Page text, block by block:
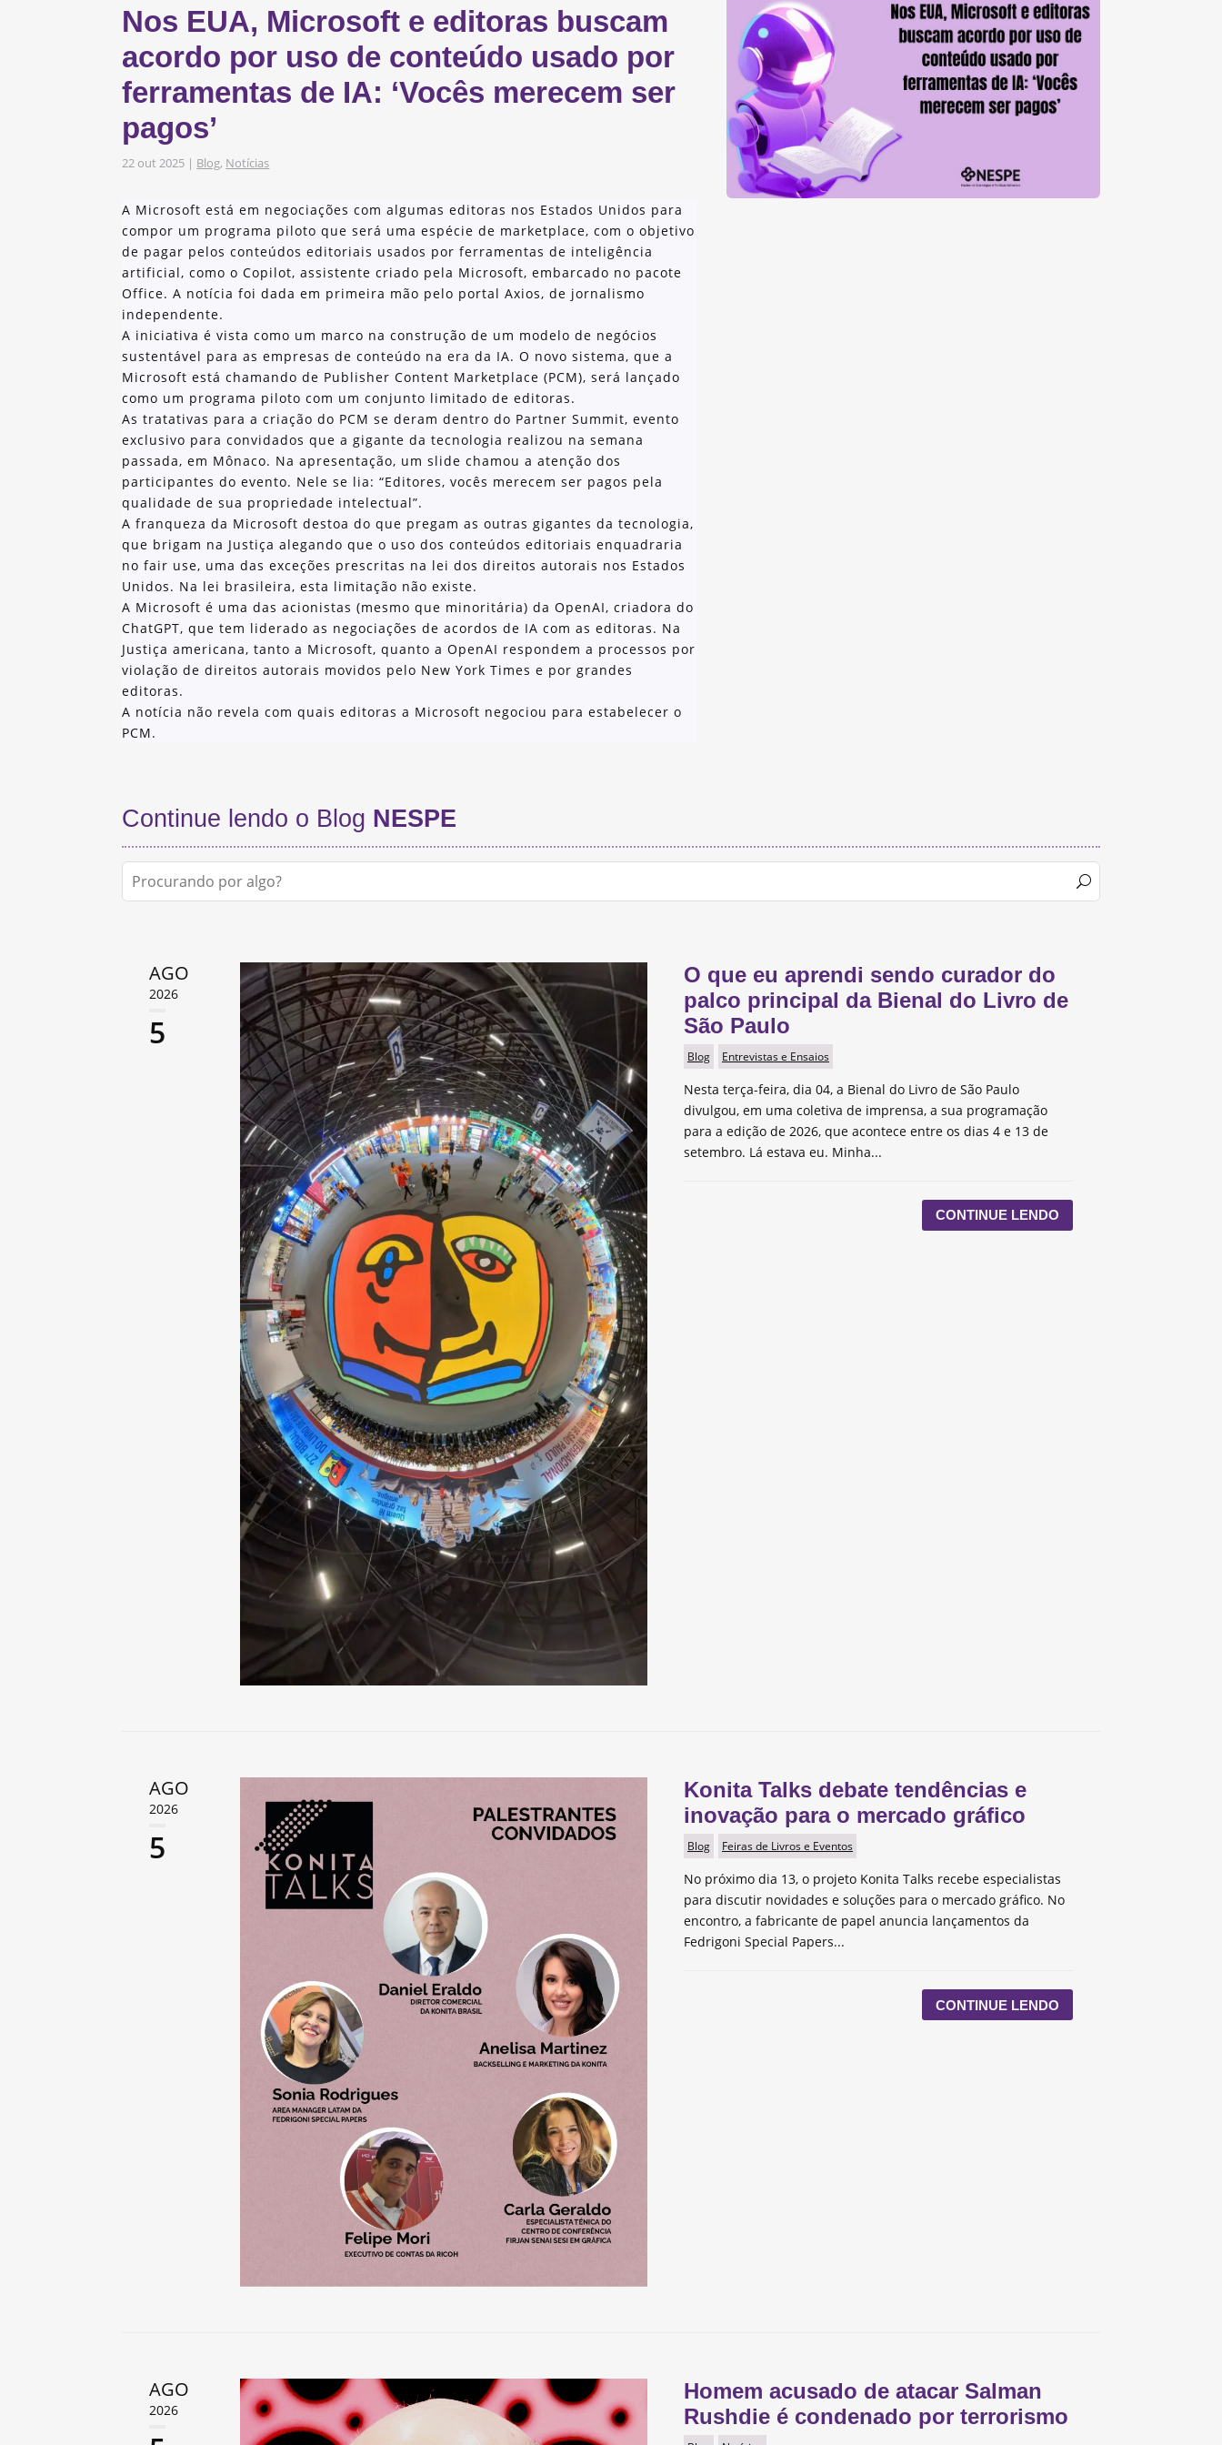
Nos EUA, Microsoft e editoras buscam
acordo por uso de conteúdo usado por
ferramentas de IA: ‘Vocês merecem ser
pagos’
22 out 2025 | Blog, Notícias
A Microsoft está em negociações com algumas editoras nos Estados Unidos para
compor um programa piloto que será uma espécie de marketplace, com o objetivo
de pagar pelos conteúdos editoriais usados por ferramentas de inteligência
artificial, como o Copilot, assistente criado pela Microsoft, embarcado no pacote
Office. A notícia foi dada em primeira mão pelo portal Axios, de jornalismo
independente.
A iniciativa é vista como um marco na construção de um modelo de negócios
sustentável para as empresas de conteúdo na era da IA. O novo sistema, que a
Microsoft está chamando de Publisher Content Marketplace (PCM), será lançado
como um programa piloto com um conjunto limitado de editoras.
As tratativas para a criação do PCM se deram dentro do Partner Summit, evento
exclusivo para convidados que a gigante da tecnologia realizou na semana
passada, em Mônaco. Na apresentação, um slide chamou a atenção dos
participantes do evento. Nele se lia: “Editores, vocês merecem ser pagos pela
qualidade de sua propriedade intelectual”.
A franqueza da Microsoft destoa do que pregam as outras gigantes da tecnologia,
que brigam na Justiça alegando que o uso dos conteúdos editoriais enquadraria
no fair use, uma das exceções prescritas na lei dos direitos autorais nos Estados
Unidos. Na lei brasileira, esta limitação não existe.
A Microsoft é uma das acionistas (mesmo que minoritária) da OpenAI, criadora do
ChatGPT, que tem liderado as negociações de acordos de IA com as editoras. Na
Justiça americana, tanto a Microsoft, quanto a OpenAI respondem a processos por
violação de direitos autorais movidos pelo New York Times e por grandes
editoras.
A notícia não revela com quais editoras a Microsoft negociou para estabelecer o
PCM.
Continue lendo o Blog NESPE
AGO
2026
5
O que eu aprendi sendo curador do
palco principal da Bienal do Livro de
São Paulo
Blog Entrevistas e Ensaios
Nesta terça-feira, dia 04, a Bienal do Livro de São Paulo
divulgou, em uma coletiva de imprensa, a sua programação
para a edição de 2026, que acontece entre os dias 4 e 13 de
setembro. Lá estava eu. Minha...
CONTINUE LENDO
AGO
2026
5
Konita Talks debate tendências e
inovação para o mercado gráfico
Blog Feiras de Livros e Eventos
No próximo dia 13, o projeto Konita Talks recebe especialistas
para discutir novidades e soluções para o mercado gráfico. No
encontro, a fabricante de papel anuncia lançamentos da
Fedrigoni Special Papers...
CONTINUE LENDO
AGO
2026
Homem acusado de atacar Salman
Rushdie é condenado por terrorismo